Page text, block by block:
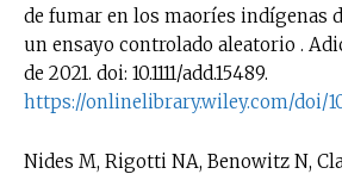
de fumar en los maoríes indígenas
un ensayo controlado aleatorio .
de 2021. doi: 10.1111/add.15489.
https://onlinelibrary.wiley.com/doi/
Nides M, Rigotti NA, Benowitz N,